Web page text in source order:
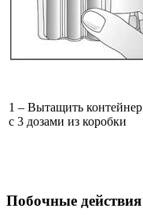
1 – Вытащить контейнер
с 3 дозами из коробки
Побочные действия